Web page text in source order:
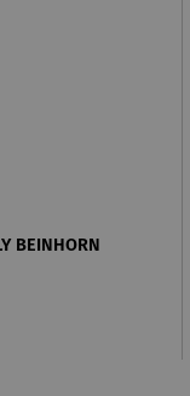
BEINHORN